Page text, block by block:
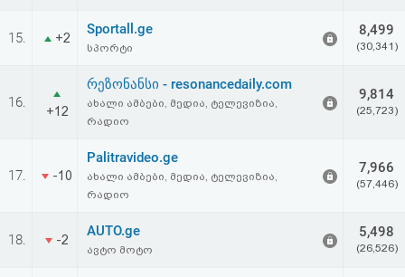
15. +2
Sportall.ge
სპორტი
8,499
(30,341)
16.
+12
რეზონანსი - resonancedaily.com
ახალი ამბები, მედია, ტელევიზია,
რადიო
9,814
(25,723)
17. -10
Palitravideo.ge
ახალი ამბები, მედია, ტელევიზია,
რადიო
7,966
(57,446)
18. -2
AUTO.ge
ავტო მოტო
5,498
(26,526)